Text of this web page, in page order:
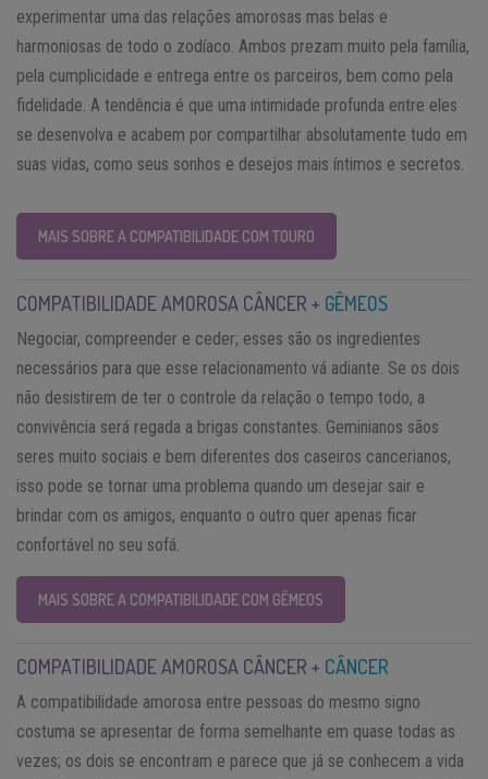
experimentar uma das relações amorosas mas belas e
harmoniosas de todo o zodíaco. Ambos prezam muito pela família,
pela cumplicidade e entrega entre os parceiros, bem como pela
fidelidade. A tendência é que uma intimidade profunda entre eles
se desenvolva e acabem por compartilhar absolutamente tudo em
suas vidas, como seus sonhos e desejos mais íntimos e secretos.
MAIS SOBRE A COMPATIBILIDADE COM TOURO
COMPATIBILIDADE AMOROSA CÂNCER + GÊMEOS
Negociar, compreender e ceder; esses são os ingredientes
necessários para que esse relacionamento vá adiante. Se os dois
não desistirem de ter o controle da relação o tempo todo, a
convivência será regada a brigas constantes. Geminianos sãos
seres muito sociais e bem diferentes dos caseiros cancerianos,
isso pode se tornar uma problema quando um desejar sair e
brindar com os amigos, enquanto o outro quer apenas ficar
confortável no seu sofá.
MAIS SOBRE A COMPATIBILIDADE COM GÊMEOS
COMPATIBILIDADE AMOROSA CÂNCER + CÂNCER
A compatibilidade amorosa entre pessoas do mesmo signo
costuma se apresentar de forma semelhante em quase todas as
vezes; os dois se encontram e parece que já se conhecem a vida